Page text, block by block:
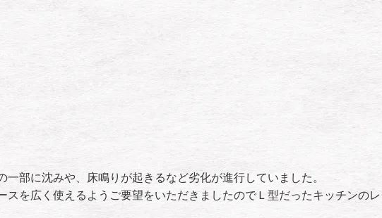
部に沈みや、床鳴りが起きるなど劣化が進行していました。
を広く使えるようご要望をいただきましたのでＬ型だったキッチンの